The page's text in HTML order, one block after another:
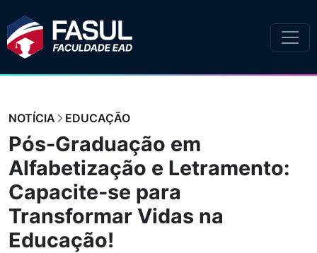
NOTÍCIA EDUCAÇÃO
Pós-Graduação em
Alfabetização e Letramento:
Capacite-se para
Transformar Vidas na
Educação!